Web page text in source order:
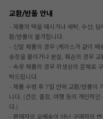
교환/반품 안내
- 제품의 택을 떼시거나 세탁, 수선,
환/반품이 불가합니다.
- 신발 제품의 경우 (케이스가 같이 배
송장을 붙이거나 분실, 훼손의 경우
- 속옷 제품의 경우 위생상의 문제로
탁드립니다.
- 제품 수령 후 7일 안에 교환/반품이
니다. (건강, 출장, 여행 등의 개인적
다.)
- 판매자의 오배송이 아닌 구매자의